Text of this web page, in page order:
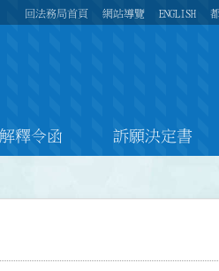
回法務局首頁 網站導覽 ENGLISH
解釋令函 訴願決定書